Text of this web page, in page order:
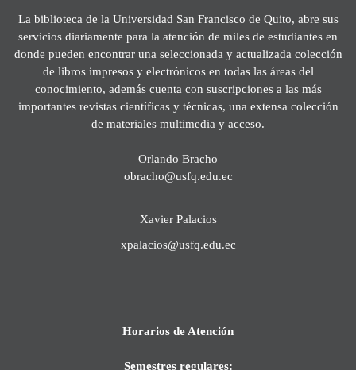
La biblioteca de la Universidad San Francisco de Quito, abre sus
servicios diariamente para la atención de miles de estudiantes en
donde pueden encontrar una seleccionada y actualizada colección
de libros impresos y electrónicos en todas las áreas del
conocimiento, además cuenta con suscripciones a las más
importantes revistas científicas y técnicas, una extensa colección
de materiales multimedia y acceso.
Orlando Bracho
obracho@usfq.edu.ec
Xavier Palacios
xpalacios@usfq.edu.ec
Horarios de Atención
Semestres regulares: